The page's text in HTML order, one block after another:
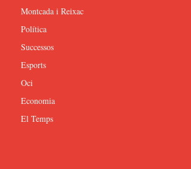
Montcada i Reixac
Política
Successos
Esports
Oci
Economia
El Temps